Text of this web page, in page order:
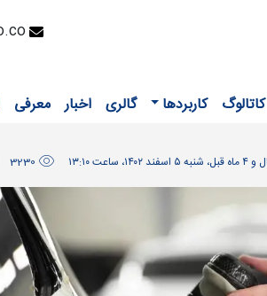
کاتالوگ کاربردها گالری اخبار معرفی
3230